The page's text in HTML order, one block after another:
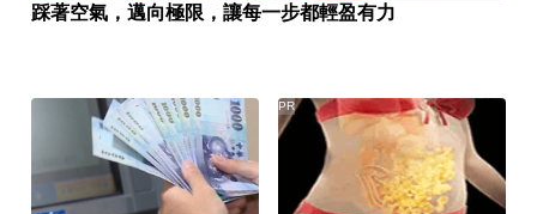
踩著空氣，邁向極限，讓每一步都輕盈有力
PR